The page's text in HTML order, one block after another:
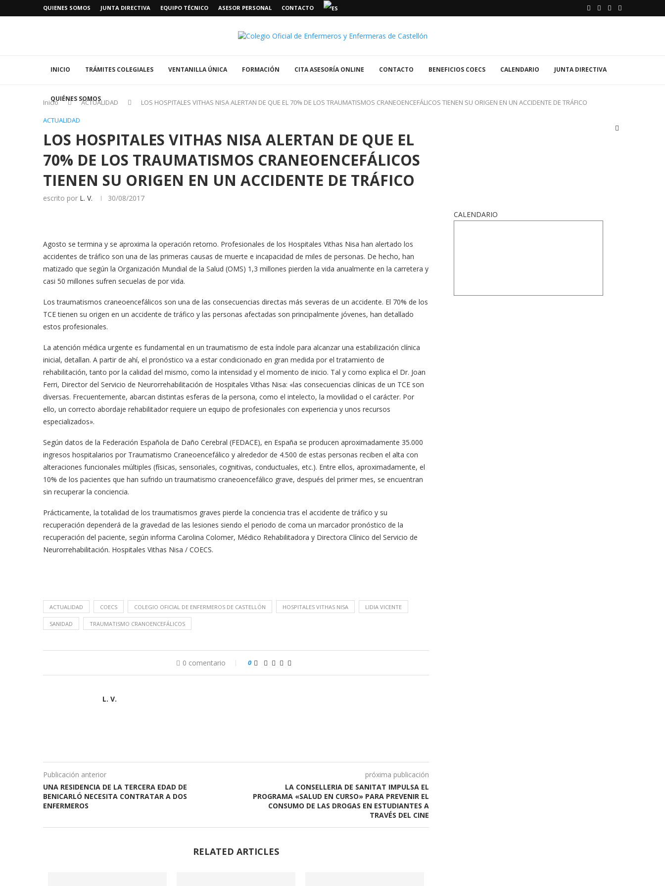
QUIENES SOMOS JUNTA DIRECTIVA EQUIPO TÉCNICO ASESOR PERSONAL CONTACTO
INICIO TRÁMITES COLEGIALES VENTANILLA ÚNICA FORMACIÓN CITA ASESORÍA ONLINE CONTACTO BENEFICIOS COECS CALENDARIO JUNTA DIRECTIVA
QUIÉNES SOMOS
Inicio ACTUALIDAD
LOS HOSPITALES VITHAS NISA ALERTAN DE QUE EL 70% DE LOS TRAUMATISMOS CRANEOENCEFÁLICOS TIENEN SU ORIGEN EN UN ACCIDENTE DE TRÁFICO
ACTUALIDAD
LOS HOSPITALES VITHAS NISA ALERTAN DE QUE EL
70% DE LOS TRAUMATISMOS CRANEOENCEFÁLICOS
TIENEN SU ORIGEN EN UN ACCIDENTE DE TRÁFICO
escrito por L. V. 30/08/2017
Agosto se termina y se aproxima la operación retorno. Profesionales de los Hospitales Vithas Nisa han alertado los
accidentes de tráfico son una de las primeras causas de muerte e incapacidad de miles de personas. De hecho, han
matizado que según la Organización Mundial de la Salud (OMS) 1,3 millones pierden la vida anualmente en la carretera y
casi 50 millones sufren secuelas de por vida.
Los traumatismos craneoencefálicos son una de las consecuencias directas más severas de un accidente. El 70% de los
TCE tienen su origen en un accidente de tráfico y las personas afectadas son principalmente jóvenes, han detallado
estos profesionales.
La atención médica urgente es fundamental en un traumatismo de esta índole para alcanzar una estabilización clínica
inicial, detallan. A partir de ahí, el pronóstico va a estar condicionado en gran medida por el tratamiento de
rehabilitación, tanto por la calidad del mismo, como la intensidad y el momento de inicio. Tal y como explica el Dr. Joan
Ferri, Director del Servicio de Neurorrehabilitación de Hospitales Vithas Nisa: «las consecuencias clínicas de un TCE son
diversas. Frecuentemente, abarcan distintas esferas de la persona, como el intelecto, la movilidad o el carácter. Por
ello, un correcto abordaje rehabilitador requiere un equipo de profesionales con experiencia y unos recursos
especializados».
Según datos de la Federación Española de Daño Cerebral (FEDACE), en España se producen aproximadamente 35.000
ingresos hospitalarios por Traumatismo Craneoencefálico y alrededor de 4.500 de estas personas reciben el alta con
alteraciones funcionales múltiples (físicas, sensoriales, cognitivas, conductuales, etc.). Entre ellos, aproximadamente, el
10% de los pacientes que han sufrido un traumatismo craneoencefálico grave, después del primer mes, se encuentran
sin recuperar la conciencia.
Prácticamente, la totalidad de los traumatismos graves pierde la conciencia tras el accidente de tráfico y su
recuperación dependerá de la gravedad de las lesiones siendo el periodo de coma un marcador pronóstico de la
recuperación del paciente, según informa Carolina Colomer, Médico Rehabilitadora y Directora Clínico del Servicio de
Neurorrehabilitación. Hospitales Vithas Nisa / COECS.
ACTUALIDAD COECS COLEGIO OFICIAL DE ENFERMEROS DE CASTELLÓN HOSPITALES VITHAS NISA LIDIA VICENTE
SANIDAD TRAUMATISMO CRANOENCEFÁLICOS
0 comentario 0
L. V.
Publicación anterior
UNA RESIDENCIA DE LA TERCERA EDAD DE
BENICARLÓ NECESITA CONTRATAR A DOS
ENFERMEROS
próxima publicación
LA CONSELLERIA DE SANITAT IMPULSA EL
PROGRAMA «SALUD EN CURSO» PARA PREVENIR EL
CONSUMO DE LAS DROGAS EN ESTUDIANTES A
TRAVÉS DEL CINE
RELATED ARTICLES
CALENDARIO